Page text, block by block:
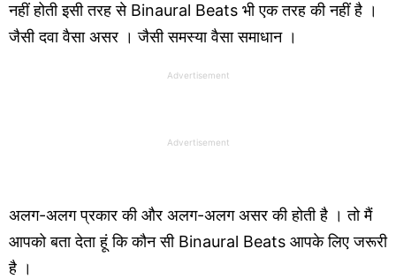
नहीं होती इसी तरह से Binaural Beats भी एक तरह की नहीं है ।
जैसी दवा वैसा असर । जैसी समस्या वैसा समाधान ।
Advertisement
Advertisement
अलग-अलग प्रकार की और अलग-अलग असर की होती है । तो मैं
आपको बता देता हूं कि कौन सी Binaural Beats आपके लिए जरूरी
है ।